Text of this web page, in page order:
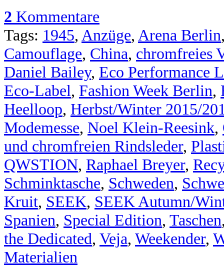
2 Kommentare
Tags: 1945, Anzüge, Arena Berlin
Camouflage, China, chromfreies
Daniel Bailey, Eco Performance
Eco-Label, Fashion Week Berlin,
Heelloop, Herbst/Winter 2015/
Modemesse, Noel Klein-Reesink,
und chromfreien Rindsleder,
QWSTION, Raphael Breyer,
Schminktasche, Schweden,
Kruit, SEEK, SEEK Autumn/
Spanien, Special Edition, Taschen
the Dedicated, Veja, Weekender,
Materialien